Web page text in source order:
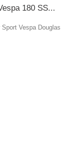
180 SS...
Vespa Douglas